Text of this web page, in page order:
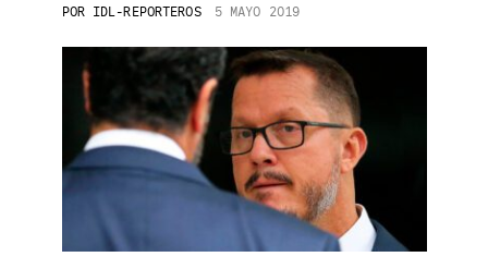
POR IDL-REPORTEROS 5 MAYO 2019